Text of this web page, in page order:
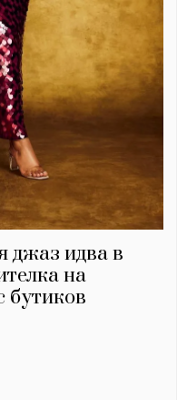
джаз идва в
на
бутиков